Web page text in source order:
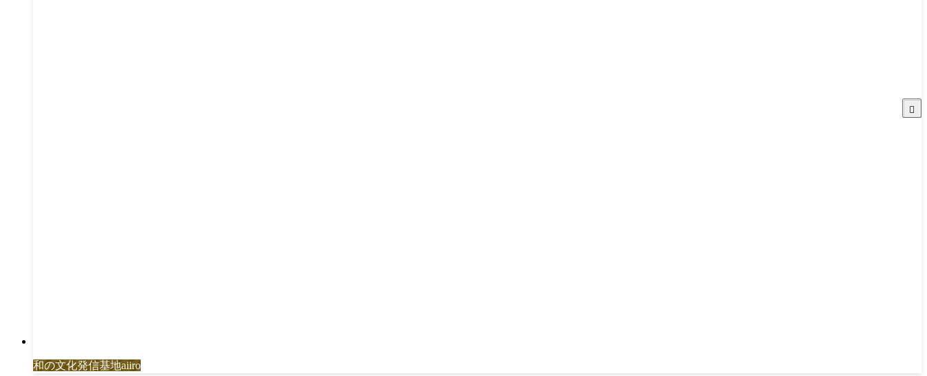
和の文化発信基地aiiro